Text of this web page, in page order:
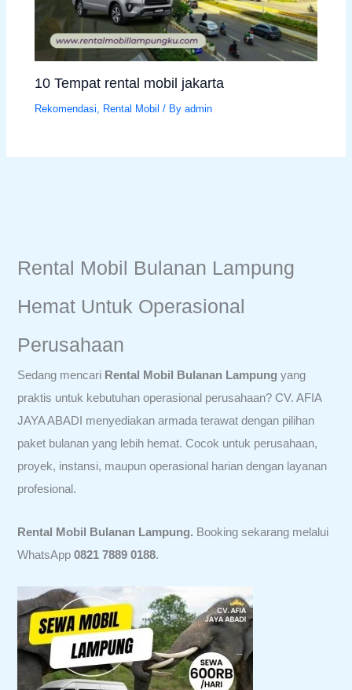
10 Tempat rental mobil jakarta
Rekomendasi, Rental Mobil / Byadmin
Rental Mobil Bulanan Lampung
Hemat Untuk Operasional
Perusahaan
Sedang mencari Rental Mobil Bulanan Lampung yang
praktis untuk kebutuhan operasional perusahaan? CV. AFIA
JAYA ABADI menyediakan armada terawat dengan pilihan
paket bulanan yang lebih hemat. Cocok untuk perusahaan,
proyek, instansi, maupun operasional harian dengan layanan
profesional.
Rental Mobil Bulanan Lampung. Booking sekarang melalui
WhatsApp0821 7889 0188.